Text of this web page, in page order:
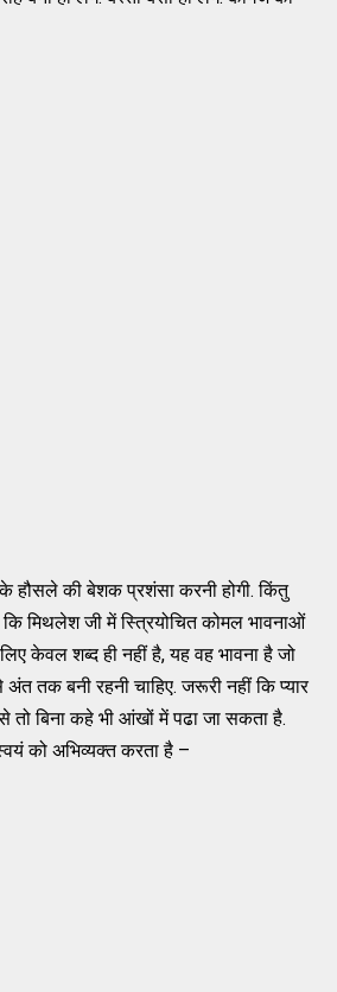
के हौसले की बेशक प्रशंसा करनी होगी. किंतु
मिथलेश जी में स्त्रियोचित कोमल भावनाओं
केवल शब्द ही नहीं है, यह वह भावना है जो
तक बनी रहनी चाहिए. जरूरी नहीं कि प्यार
तो बिना कहे भी आंखों में पढा जा सकता है.
को अभिव्यक्त करता है –